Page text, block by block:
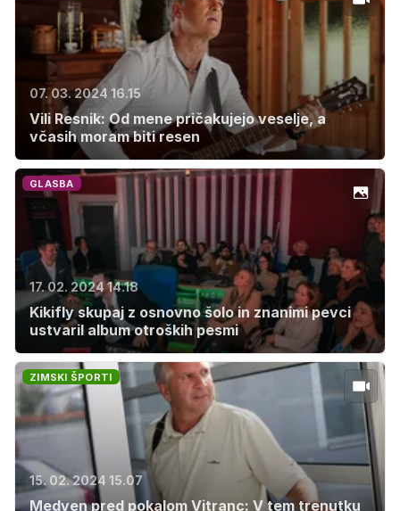
07. 03. 2024 16.15
Vili Resnik: Od mene pričakujejo veselje, a
včasih moram biti resen
GLASBA
17. 02. 2024 14.18
Kikifly skupaj z osnovno šolo in znanimi pevci
ustvaril album otroških pesmi
ZIMSKI ŠPORTI
15. 02. 2024 15.07
Medven pred pokalom Vitranc: V tem trenutku